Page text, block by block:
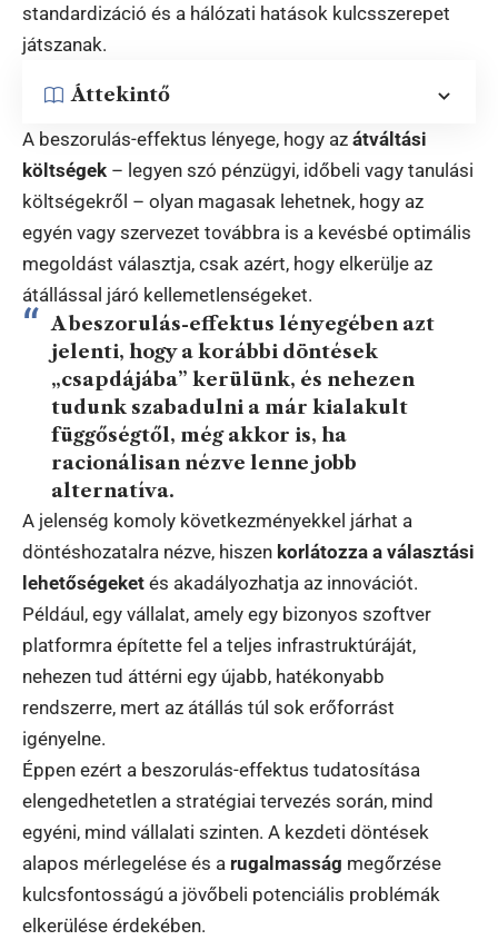
standardizáció és a hálózati hatások kulcsszerepet
játszanak.
Áttekintő
A beszorulás-effektus lényege, hogy az átváltási
költségek – legyen szó pénzügyi, időbeli vagy tanulási
költségekről – olyan magasak lehetnek, hogy az
egyén vagy szervezet továbbra is a kevésbé optimális
megoldást választja, csak azért, hogy elkerülje az
átállással járó kellemetlenségeket.
A beszorulás-effektus lényegében azt
jelenti, hogy a korábbi döntések
„csapdájába” kerülünk, és nehezen
tudunk szabadulni a már kialakult
függőségtől, még akkor is, ha
racionálisan nézve lenne jobb
alternatíva.
A jelenség komoly következményekkel járhat a
döntéshozatalra nézve, hiszen korlátozza a választási
lehetőségeket és akadályozhatja az innovációt.
Például, egy vállalat, amely egy bizonyos szoftver
platformra építette fel a teljes infrastruktúráját,
nehezen tud áttérni egy újabb, hatékonyabb
rendszerre, mert az átállás túl sok erőforrást
igényelne.
Éppen ezért a beszorulás-effektus tudatosítása
elengedhetetlen a stratégiai tervezés során, mind
egyéni, mind vállalati szinten. A kezdeti döntések
alapos mérlegelése és a rugalmasság megőrzése
kulcsfontosságú a jövőbeli potenciális problémák
elkerülése érdekében.